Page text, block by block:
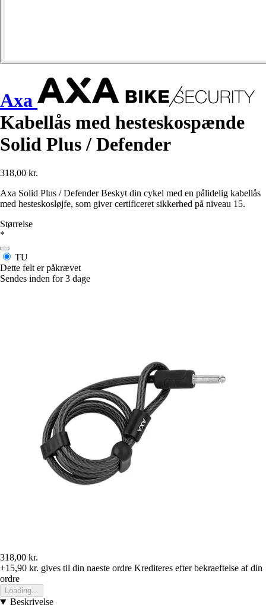
Axa
Kabellås med hesteskospænde
Solid Plus / Defender
318,00 kr.
Axa Solid Plus / Defender Beskyt din cykel med en pålidelig kabellås
med hesteskosløjfe, som giver certificeret sikkerhed på niveau 15.
Størrelse
*
TU
Dette felt er påkrævet
Sendes inden for 3 dage
318,00 kr.
+15,90 kr. gives til din naeste ordre Krediteres efter bekraeftelse af din
ordre
Loading...
Beskrivelse